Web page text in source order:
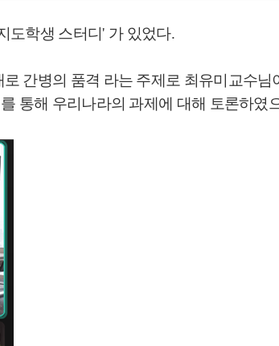
도학생 스터디' 가 있었다.
로 간병의 품격 라는 주제로 최유미교수님
통해 우리나라의 과제에 대해 토론하